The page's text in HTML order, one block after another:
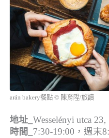
arán bakery餐點 © 陳育陞/旅讀
地址_ Wesselényi utca 23,
時間_ 7:30-19:00，週末